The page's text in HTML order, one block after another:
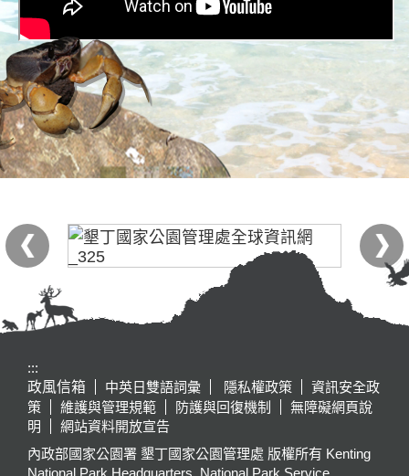
:::
政風信箱
中英日雙語詞彙 隱私權政策
資訊安全政
策
維護與管理規範 防護與回復機制
無障礙網頁說
明
網站資料開放宣告
內政部國家公園署 墾丁國家公園管理處 版權所有 Kenting
National Park Headquarters, National Park Service,